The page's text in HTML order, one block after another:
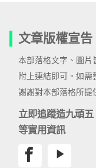
文章版權宣告
本部落格文字、圖片
附上連結即可。如需
謝謝對本部落格所提
立即追蹤造九頑
等實用資訊